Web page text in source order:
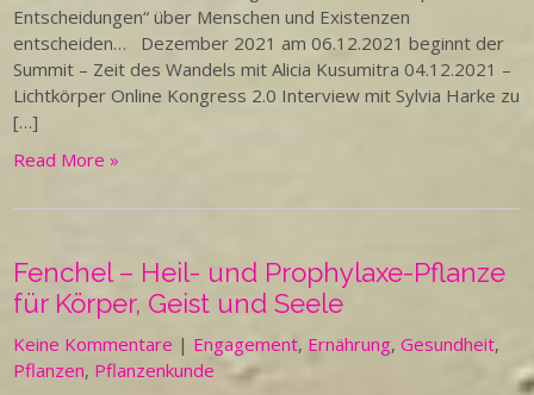
Entscheidungen“ über Menschen und Existenzen
entscheiden… Dezember 2021 am 06.12.2021 beginnt der
Summit – Zeit des Wandels mit Alicia Kusumitra 04.12.2021 –
Lichtkörper Online Kongress 2.0 Interview mit Sylvia Harke zu
[…]
Read More »
Fenchel – Heil- und Prophylaxe-Pflanze
für Körper, Geist und Seele
Keine Kommentare | Engagement, Ernährung,Gesundheit,
Pflanzen, Pflanzenkunde